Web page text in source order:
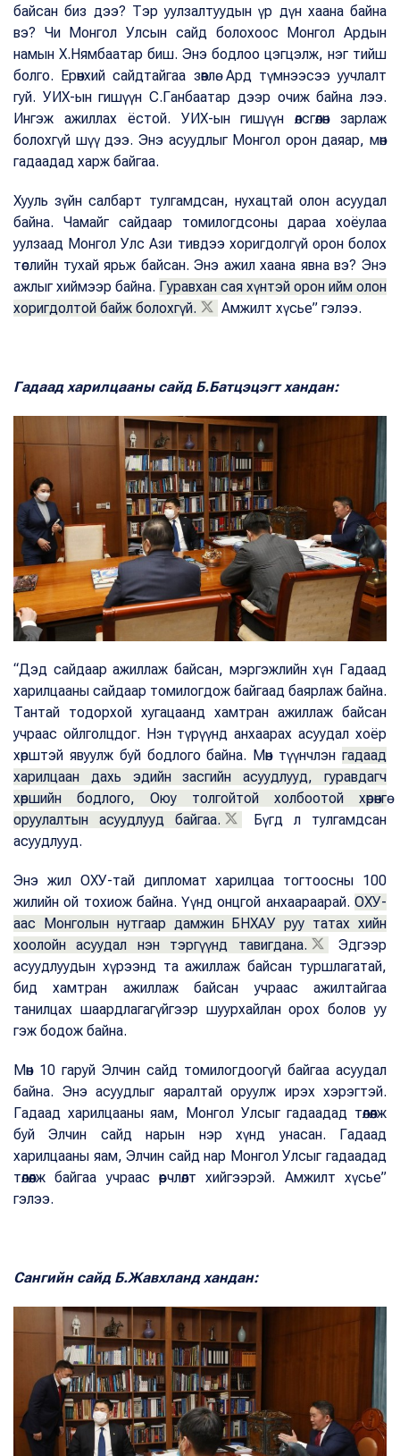
байсан биз дээ? Тэр уулзалтуудын үр дүн хаана байна
вэ? Чи Монгол Улсын сайд болохоос Монгол Ардын
намын Х.Нямбаатар биш. Энэ бодлоо цэгцэлж, нэг тийш
болго. Ерөнхий сайдтайгаа зөвлө. Ард түмнээсээ уучлалт
гуй. УИХ-ын гишүүн С.Ганбаатар дээр очиж байна лээ.
Ингэж ажиллах ёстой. УИХ-ын гишүүн өлсгөлөн зарлаж
болохгүй шүү дээ. Энэ асуудлыг Монгол орон даяар, мөн
гадаадад харж байгаа.
Хууль зүйн салбарт тулгамдсан, нухацтай олон асуудал
байна. Чамайг сайдаар томилогдсоны дараа хоёулаа
уулзаад Монгол Улс Ази тивдээ хоригдолгүй орон болох
төслийн тухай ярьж байсан. Энэ ажил хаана явна вэ? Энэ
ажлыг хиймээр байна. Гуравхан сая хүнтэй орон ийм олон
хоригдолтой байж болохгүй.
Амжилт хүсье” гэлээ.
Гадаад харилцааны сайд Б.Батцэцэгт хандан:
“Дэд сайдаар ажиллаж байсан, мэргэжлийн хүн Гадаад
харилцааны сайдаар томилогдож байгаад баярлаж байна.
Тантай тодорхой хугацаанд хамтран ажиллаж байсан
учраас ойлголцдог. Нэн түрүүнд анхаарах асуудал хоёр
хөрштэй явуулж буй бодлого байна. Мөн түүнчлэн гадаад
харилцаан дахь эдийн засгийн асуудлууд, гуравдагч
хөршийн бодлого, Оюу толгойтой холбоотой хөрөнгө
оруулалтын асуудлууд байгаа.
Бүгд л тулгамдсан
асуудлууд.
Энэ жил ОХУ-тай дипломат харилцаа тогтоосны 100
жилийн ой тохиож байна. Үүнд онцгой анхаараарай. ОХУ-
аас Монголын нутгаар дамжин БНХАУ руу татах хийн
хоолойн асуудал нэн тэргүүнд тавигдана.
Эдгээр
асуудлуудын хүрээнд та ажиллаж байсан туршлагатай,
бид хамтран ажиллаж байсан учраас ажилтайгаа
танилцах шаардлагагүйгээр шуурхайлан орох болов уу
гэж бодож байна.
Мөн 10 гаруй Элчин сайд томилогдоогүй байгаа асуудал
байна. Энэ асуудлыг яаралтай оруулж ирэх хэрэгтэй.
Гадаад харилцааны яам, Монгол Улсыг гадаадад төлөөлж
буй Элчин сайд нарын нэр хүнд унасан. Гадаад
харилцааны яам, Элчин сайд нар Монгол Улсыг гадаадад
төлөөлж байгаа учраас өөрчлөлт хийгээрэй. Амжилт хүсье”
гэлээ.
Сангийн сайд Б.Жавхланд хандан: